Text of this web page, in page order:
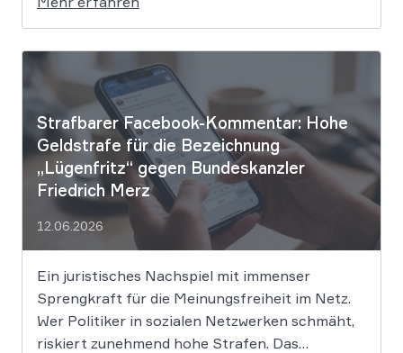
rechtliche Grenzen. Werden durch die
automatisierten KI-Zusammenfassungen
falsche Tatsachen verbreitet, greift die
unmittelbare Haftung des
Suchmaschinenbetreibers. Das Landgericht
München I (LG München I) hat in […]
Strafbarer Facebook-Kommentar: Hohe
Geldstrafe für die Bezeichnung
„Lügenfritz“ gegen Bundeskanzler
Friedrich Merz
12.06.2026
Ein juristisches Nachspiel mit immenser
Sprengkraft für die Meinungsfreiheit im Netz.
Wer Politiker in sozialen Netzwerken schmäht,
riskiert zunehmend hohe Strafen. Das